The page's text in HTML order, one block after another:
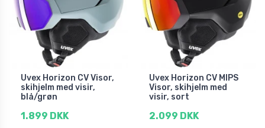
Uvex Horizon CV Visor,
skihjelm med visir,
blå/grøn
1.899 DKK
Uvex Horizon CV MIPS
Visor, skihjelm med
visir, sort
2.099 DKK